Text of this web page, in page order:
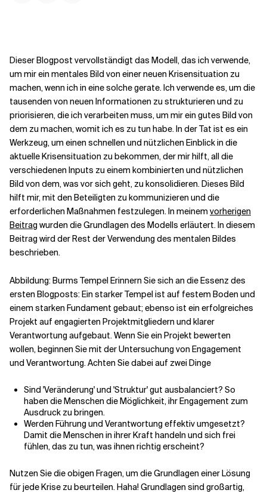
Verwandte Themen
Dieser Blogpost vervollständigt das Modell, das ich verwende,
um mir ein mentales Bild von einer neuen Krisensituation zu
machen, wenn ich in eine solche gerate. Ich verwende es, um die
tausenden von neuen Informationen zu strukturieren und zu
priorisieren, die ich verarbeiten muss, um mir ein gutes Bild von
dem zu machen, womit ich es zu tun habe. In der Tat ist es ein
Werkzeug, um einen schnellen und nützlichen Einblick in die
aktuelle Krisensituation zu bekommen, der mir hilft, all die
verschiedenen Inputs zu einem kombinierten und nützlichen
Bild von dem, was vor sich geht, zu konsolidieren. Dieses Bild
hilft mir, mit den Beteiligten zu kommunizieren und die
erforderlichen Maßnahmen festzulegen. In meinem vorherigen
Beitrag wurden die Grundlagen des Modells erläutert. In diesem
Beitrag wird der Rest der Verwendung des mentalen Bildes
beschrieben.
Abbildung: Burms Tempel Erinnern Sie sich an die Essenz des
ersten Blogposts: Ein starker Tempel ist auf festem Boden und
einem starken Fundament gebaut; ebenso ist ein erfolgreiches
Projekt auf engagierten Projektmitgliedern und klarer
Verantwortung aufgebaut. Wenn Sie ein Projekt bewerten
wollen, beginnen Sie mit der Untersuchung von Engagement
und Verantwortung. Achten Sie dabei auf zwei Dinge
Sind 'Veränderung' und 'Struktur' gut ausbalanciert? So
haben die Menschen die Möglichkeit, ihr Engagement zum
Ausdruck zu bringen.
Werden Führung und Verantwortung effektiv umgesetzt?
Damit die Menschen in ihrer Kraft handeln und sich frei
fühlen, das zu tun, was ihnen richtig erscheint?
Nutzen Sie die obigen Fragen, um die Grundlagen einer Lösung
für jede Krise zu beurteilen. Haha! Grundlagen sind großartig,